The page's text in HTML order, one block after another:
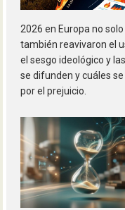
2026 en Europa no
también reavivaron el
el sesgo ideológico y
se difunden y cuáles
por el prejuicio.